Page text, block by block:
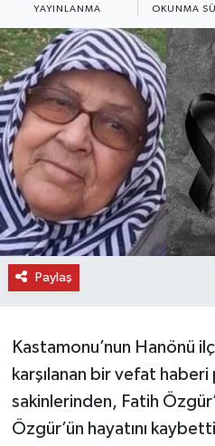
YAYINLANMA OKUNMA
Paylaş
Kastamonu’nun Hanönü
karşılanan bir vefat haberi
sakinlerinden, Fatih
Özgür’ün hayatını
Daday Haberleri
Devrekani Haberleri
Doğanyurt Haberleri
Hanönü Haberleri
İhsangazi Haberleri
Küre Haberleri
Merkez Haberleri
Pınarbaşı Haberleri